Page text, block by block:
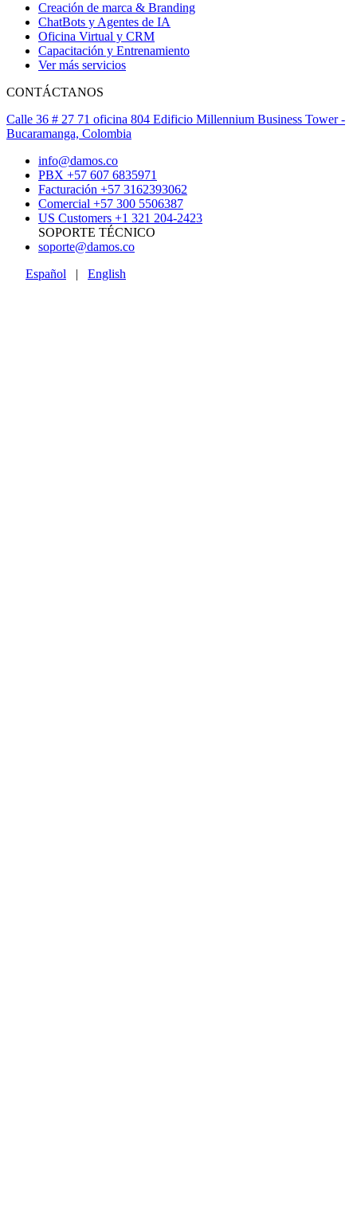
Creación de marca & Branding
ChatBots y Agentes de IA
Oficina Virtual y CRM
Capacitación y Entrenamiento
Ver más servicios
CONTÁCTANOS
Calle 36 # 27 71 oficina 804 Edificio Millennium Business Tower -
Bucaramanga, Colombia
info@damos.co
PBX +57 607 6835971
Facturación +57 3162393062
Comercial +57 300 5506387
US Customers +1 321 204-2423
SOPORTE TÉCNICO
soporte@damos.co
Español | English